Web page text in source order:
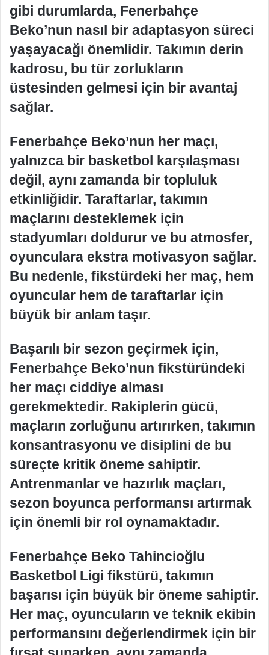
gibi durumlarda, Fenerbahçe
Beko’nun nasıl bir adaptasyon süreci
yaşayacağı önemlidir. Takımın derin
kadrosu, bu tür zorlukların
üstesinden gelmesi için bir avantaj
sağlar.
Fenerbahçe Beko’nun her maçı,
yalnızca bir basketbol karşılaşması
değil, aynı zamanda bir topluluk
etkinliğidir. Taraftarlar, takımın
maçlarını desteklemek için
stadyumları doldurur ve bu atmosfer,
oyunculara ekstra motivasyon sağlar.
Bu nedenle, fikstürdeki her maç, hem
oyuncular hem de taraftarlar için
büyük bir anlam taşır.
Başarılı bir sezon geçirmek için,
Fenerbahçe Beko’nun fikstüründeki
her maçı ciddiye alması
gerekmektedir. Rakiplerin gücü,
maçların zorluğunu artırırken, takımın
konsantrasyonu ve disiplini de bu
süreçte kritik öneme sahiptir.
Antrenmanlar ve hazırlık maçları,
sezon boyunca performansı artırmak
için önemli bir rol oynamaktadır.
Fenerbahçe Beko Tahincioğlu
Basketbol Ligi fikstürü, takımın
başarısı için büyük bir öneme sahiptir.
Her maç, oyuncuların ve teknik ekibin
performansını değerlendirmek için bir